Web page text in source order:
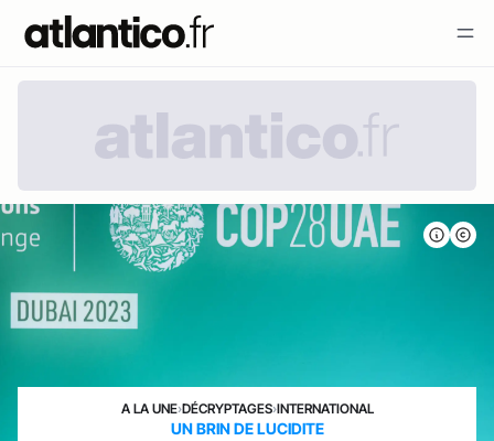
A LA UNE›DÉCRYPTAGES›INTERNATIONAL
UN BRIN DE LUCIDITE